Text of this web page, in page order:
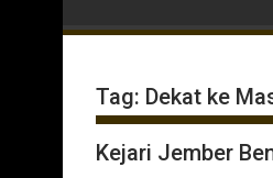
Tag: Dekat ke
Kejari Jember